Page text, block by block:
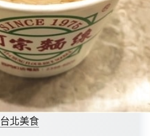
台北美食